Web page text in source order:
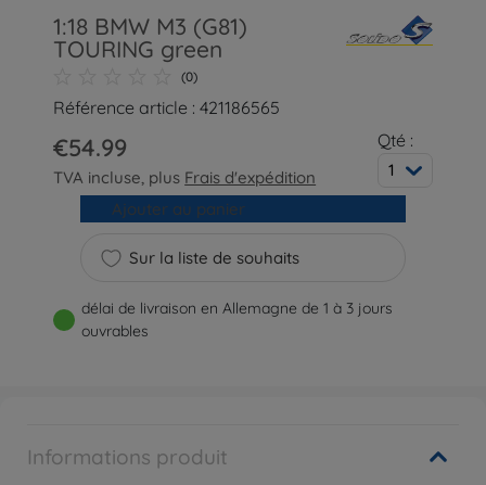
1:18 BMW M3 (G81)
TOURING green
(0)
Référence article : 421186565
€54.99
TVA incluse, plus Frais d'expédition
Qté :
1
Sur la liste de souhaits
Ajouter au panier
délai de livraison en Allemagne de 1 à 3 jours
ouvrables
Informations produit